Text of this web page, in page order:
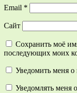
Email *
Сайт
Сохранить моё
последующих моих
Уведомить меня
Уведомлять меня